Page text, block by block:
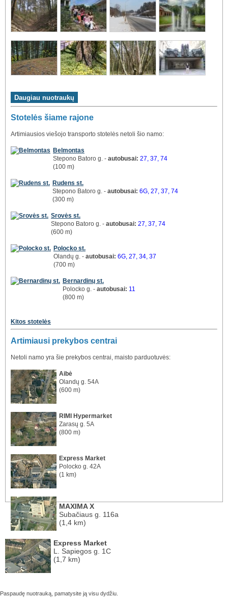
Stotelės šiame rajone
Artimiausios viešojo transporto stotelės netoli šio namo:
Belmontas
Stepono Batoro g. - autobusai: 27, 37, 74
(100 m)
Rudens st.
Stepono Batoro g. - autobusai: 6G, 27, 37, 74
(300 m)
Srovės st.
Stepono Batoro g. - autobusai: 27, 37, 74
(600 m)
Polocko st.
Olandų g. - autobusai: 6G, 27, 34, 37
(700 m)
Bernardinų st.
Polocko g. - autobusai: 11
(800 m)
Kitos stotelės
Artimiausi prekybos centrai
Netoli namo yra šie prekybos centrai, maisto parduotuvės:
Aibė
Olandų g. 54A
(600 m)
RIMI Hypermarket
Zarasų g. 5A
(800 m)
Express Market
Polocko g. 42A
(1 km)
MAXIMA X
Subačiaus g. 116a
(1,4 km)
Express Market
L. Sapiegos g. 1C
(1,7 km)
Paspaudę nuotrauką, pamatysite ją visu dydžiu.